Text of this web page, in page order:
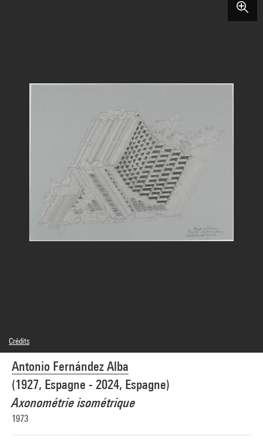
Antonio Fernández Alba
(1927, Espagne - 2024, Espagne)
Axonométrie isométrique
1973
Crédits
© Antonio Fernández Alba
Crédit photographique : Centre Pompidou, MNAM-CCI/Philippe Migeat/Dist.
GrandPalaisRmn
Réf. image : 4N26907
Diffusion image :GrandPalaisRmnPhoto